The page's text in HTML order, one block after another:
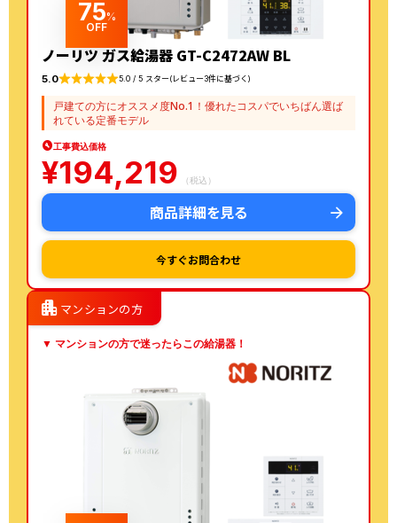
75%
OFF
ノーリツ ガス給湯器 GT-C2472AW BL
5.0 5.0 / 5 スター(レビュー3件に基づく)
戸建ての方にオススメ度No.1！優れたコスパでいちばん選ば
れている定番モデル
工事費込価格
¥194,219 （税込）
商品詳細を見る
今すぐお問合わせ
apartment マンションの方
▼ マンションの方で迷ったらこの給湯器！